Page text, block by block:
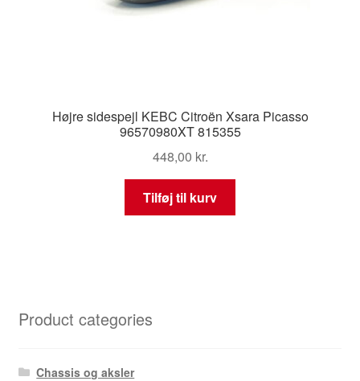
Højre sidespejl KEBC Citroën Xsara Picasso
96570980XT 815355
448,00 kr.
Tilføj til kurv
Product categories
Chassis og aksler